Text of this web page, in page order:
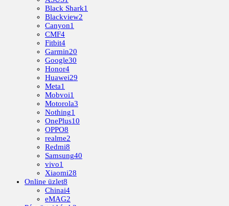
Black Shark1
Blackview2
Canyon1
CMF4
Fitbit4
Garmin20
Google30
Honor4
Huawei29
Meta1
Mobvoi1
Motorola3
Nothing1
OnePlus10
OPPO8
realme2
Redmi8
Samsung40
vivo1
Xiaomi28
Online üzlet8
Chinai4
eMAG2